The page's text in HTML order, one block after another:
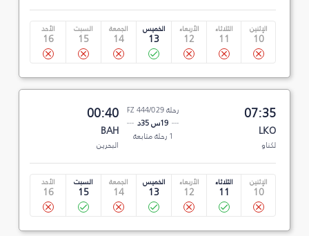
الإثنين
10
الثلاثاء
11
الأربعاء
12
الخميس
13
الجمعة
14
السبت
15
الأحد
16
07:35
LKO
لكناو
رحلة FZ 444/029
19س 35د
1 رحلة متابعة
00:40
BAH
البحرين
الإثنين
10
الثلاثاء
11
الأربعاء
12
الخميس
13
الجمعة
14
السبت
15
الأحد
16